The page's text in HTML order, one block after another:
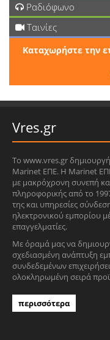
Ραδιόφωνο
Ταινίες
Καταχωρήστε την
Vres.gr
Το www.vres.gr
Marinet ΕΠΕ. Η Marinet
με μακρόχρονη συνεπή
πληροφορικής από το
της και υπηρεσίες
ηλεκτρονικού εμπορίου
επαγγελματίες.
Με όραμά μας να
σχεδιασμένη ανάπτυξη
συνδεδεμένων
ολοκληρωμένη σειρά
περισσότερα